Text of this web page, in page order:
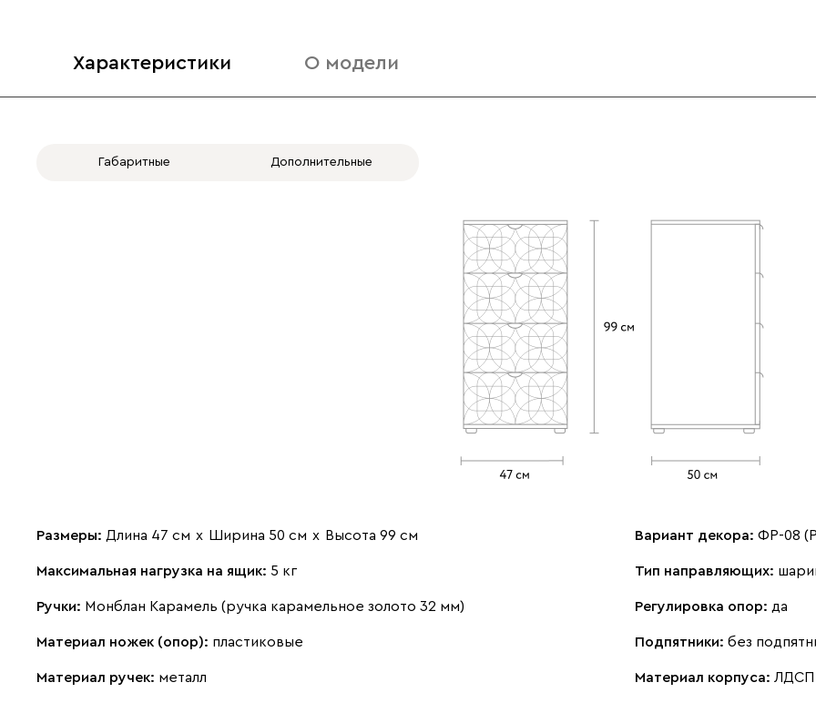
Характеристики О модели
Габаритные Дополнительные
Размеры: Длина 47 см х Ширина 50 см х Высота 99 см
Максимальная нагрузка на ящик: 5 кг
Ручки: Монблан Карамель (ручка карамельное золото 32 мм)
Материал ножек (опор): пластиковые
Материал ручек: металл
Вариант декора: ФР-08
Тип направляющих:
Регулировка опор: да
Подпятники: без
Материал корпуса: ЛДСП